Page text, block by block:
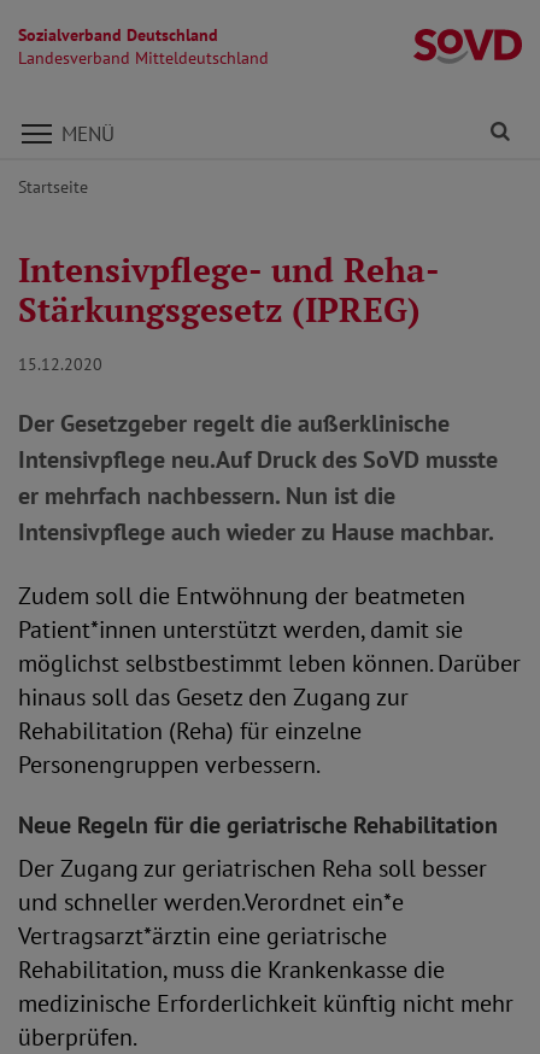
Sozialverband Deutschland
Landesverband Mitteldeutschland
Direkt zu den Inhalten springen
MENÜ
Startseite
Intensivpflege- und Reha-
Stärkungsgesetz (IPREG)
15.12.2020
Der Gesetzgeber regelt die außerklinische
Intensivpflege neu.Auf Druck des SoVD musste
er mehrfach nachbessern. Nun ist die
Intensivpflege auch wieder zu Hause machbar.
Zudem soll die Entwöhnung der beatmeten
Patient*innen unterstützt werden, damit sie
möglichst selbstbestimmt leben können. Darüber
hinaus soll das Gesetz den Zugang zur
Rehabilitation (Reha) für einzelne
Personengruppen verbessern.
Neue Regeln für die geriatrische Rehabilitation
Der Zugang zur geriatrischen Reha soll besser
und schneller werden.Verordnet ein*e
Vertragsarzt*ärztin eine geriatrische
Rehabilitation, muss die Krankenkasse die
medizinische Erforderlichkeit künftig nicht mehr
überprüfen.